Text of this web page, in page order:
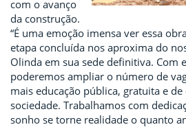
com o avanço
da construção.
“É uma emoção imensa ver essa
etapa concluída nos aproxima do
Olinda em sua sede definitiva. Com
poderemos ampliar o número de
mais educação pública, gratuita e
sociedade. Trabalhamos com
sonho se torne realidade o quanto